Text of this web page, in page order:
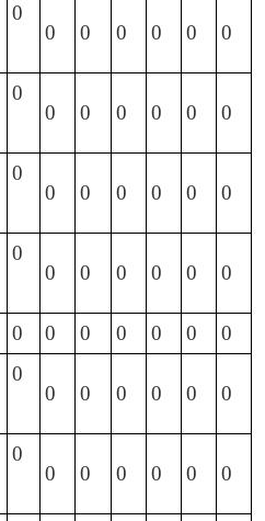
0
0
0 0 0 0 0
0
0
0 0 0 0 0
0
0
0 0 0 0 0
0
0
0 0 0 0 0
0 0 0 0 0 0 0
0
0
0 0 0 0 0
0
0
0 0 0 0 0